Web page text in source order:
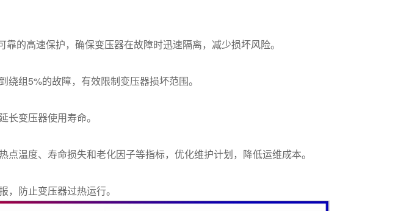
的高速保护，确保变压器在故障时迅速隔离，减少损坏风险。
绕组5%的故障，有效限制变压器损坏范围。
长变压器使用寿命。
点温度、寿命损失和老化因子等指标，优化维护计划，降低运维成本。
，防止变压器过热运行。